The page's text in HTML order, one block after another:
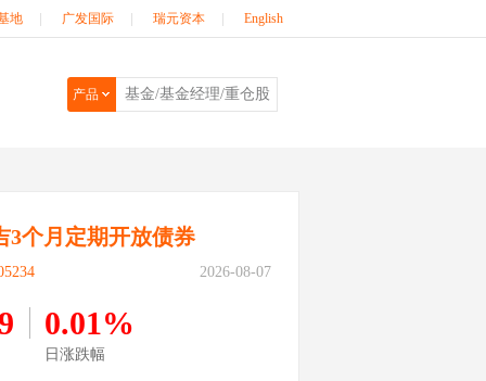
地 广发国际 瑞元资本 English
产品
3个月定期开放债券
2026-08-07
0.01%
日涨跌幅